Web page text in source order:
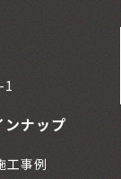
1
ンナップ
工事例